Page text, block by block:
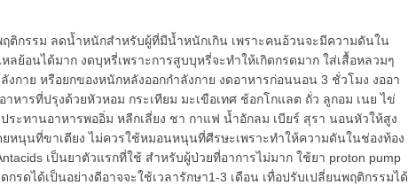
ฤติกรรม ลดน้ำหนักสำหรับผู้ที่มีน้ำหนักเกิน เพราะคนอ้วนจะมีความดันใน
ลย้อนได้มาก งดบุหรี่เพราะการสูบบุหรี่จะทำให้เกิดกรดมาก ใส่เสื้อหลวมๆ
งกาย หรือยกของหนักหลังออกกำลังกาย งดอาหารก่อนนอน 3 ชั่วโมง งออา
หารที่ปรุงด้วยหัวหอม กระเทียม มะเขือเทศ ช้อกโกแลต ถั่ว ลูกอม เนย ไข่
ประทานอาหารพออิ่ม หลีกเลี่ยง ชา กาแฟ น้ำอักลม เบียร์ สุรา นอนหัวให้สูง
หนุนที่ขาเตียง ไม่ควรใช้หมอนหนุนที่ศีรษะเพราะทำให้ความดันในช่องท้อง
เป็นยาตัวแรกที่ใช้ สำหรับผู้ป่วยที่อาการไม่มาก ใช้ยา proton pump
กรดได้เป็นอย่างดีอาจจะใช้เวลารักษา1-3 เดือน เทื่อปรับเปลี่ยนพฤติกรรมได้